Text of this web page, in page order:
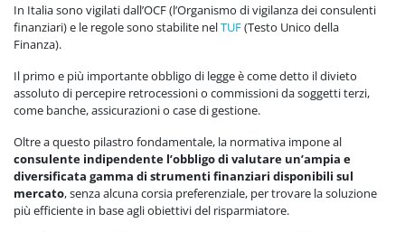
In Italia sono vigilati dall’OCF (l’Organismo di vigilanza dei consulenti
finanziari) e le regole sono stabilite nelTUF(Testo Unico della
Finanza).
Il primo e più importante obbligo di legge è come detto il divieto
assoluto di percepire retrocessioni o commissioni da soggetti terzi,
come banche, assicurazioni o case di gestione.
Oltre a questo pilastro fondamentale, la normativa impone al
consulente indipendente l’obbligo di valutare un’ampia e
diversificata gamma di strumenti finanziari disponibili sul
mercato, senza alcuna corsia preferenziale, per trovare la soluzione
più efficiente in base agli obiettivi del risparmiatore.